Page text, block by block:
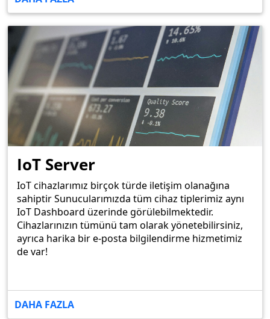
IoT Server
IoT cihazlarımız birçok türde iletişim olanağına
sahiptir Sunucularımızda tüm cihaz tiplerimiz aynı
IoT Dashboard üzerinde görülebilmektedir.
Cihazlarınızın tümünü tam olarak yönetebilirsiniz,
ayrıca harika bir e-posta bilgilendirme hizmetimiz
de var!
DAHA FAZLA